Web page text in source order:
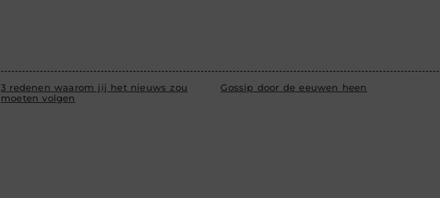
3 redenen waarom jij het nieuws zou
moeten volgen
Gossip door de eeuwen heen